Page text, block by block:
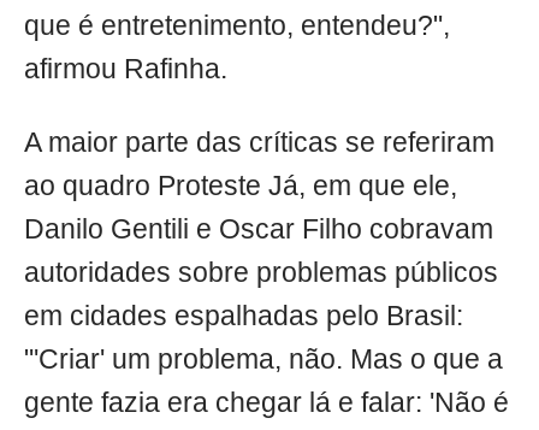
que é entretenimento, entendeu?",
afirmou Rafinha.
A maior parte das críticas se referiram
ao quadro Proteste Já, em que ele,
Danilo Gentili e Oscar Filho cobravam
autoridades sobre problemas públicos
em cidades espalhadas pelo Brasil:
"'Criar' um problema, não. Mas o que a
gente fazia era chegar lá e falar: 'Não é